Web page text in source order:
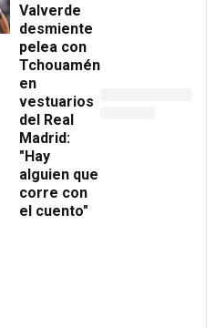
Valverde
desmiente
pelea con
Tchouaméni
en
vestuarios
del Real
Madrid:
"Hay
alguien que
corre con
el cuento"